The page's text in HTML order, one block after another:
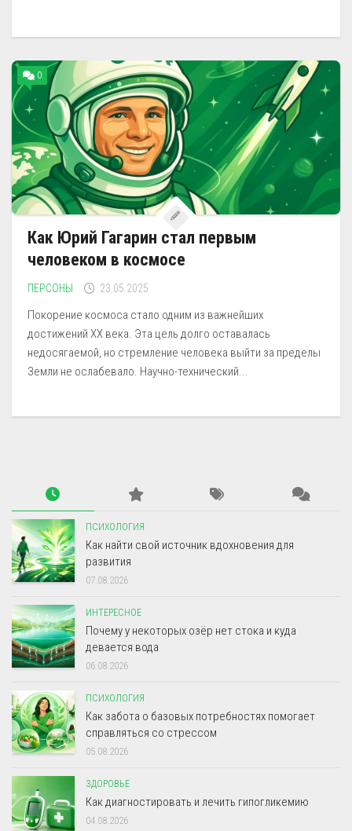
0
Как Юрий Гагарин стал первым
человеком в космосе
ПЕРСОНЫ 23.05.2025
Покорение космоса стало одним из важнейших
достижений XX века. Эта цель долго оставалась
недосягаемой, но стремление человека выйти за пределы
Земли не ослабевало. Научно-технический...
ПСИХОЛОГИЯ
Как найти свой источник вдохновения для
развития
07.08.2026
ИНТЕРЕСНОЕ
Почему у некоторых озёр нет стока и куда
девается вода
06.08.2026
ПСИХОЛОГИЯ
Как забота о базовых потребностях помогает
справляться со стрессом
05.08.2026
ЗДОРОВЬЕ
Как диагностировать и лечить гипогликемию
04.08.2026